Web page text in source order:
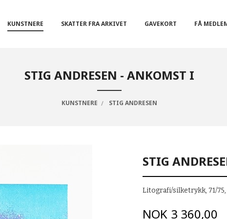
KUNSTNERE SKATTER FRA ARKIVET GAVEKORT FÅ
STIG ANDRESEN - ANKOMST I
KUNSTNERE STIG ANDRESEN
STIG
Litografi/silketrykk, 71/
Pris
NOK 3 360,00